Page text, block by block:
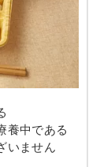
養中である
いません